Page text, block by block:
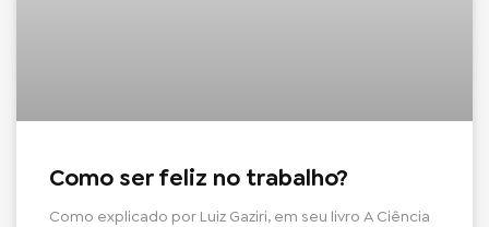
Como ser feliz no trabalho?
Como explicado por Luiz Gaziri, em seu livro A Ciência